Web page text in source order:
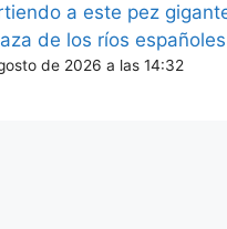
a este pez
de los ríos españoles
de 2026 a las 14:32